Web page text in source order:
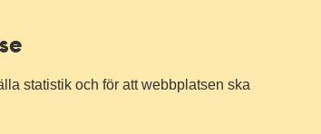
statistik och för att webbplatsen ska